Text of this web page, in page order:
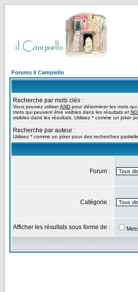
Forums il Campiello
Recherche par mots clés :
Vous pouvez utiliserAND pour déterminer les mots
mots qui peuvent être visibles dans les résultats et
visibles dans les résultats. Utilisez * comme un joker
Recherche par auteur :
Utilisez * comme un joker pour des recherches
Forum :
Catégorie :
Afficher les résultats sous forme de :